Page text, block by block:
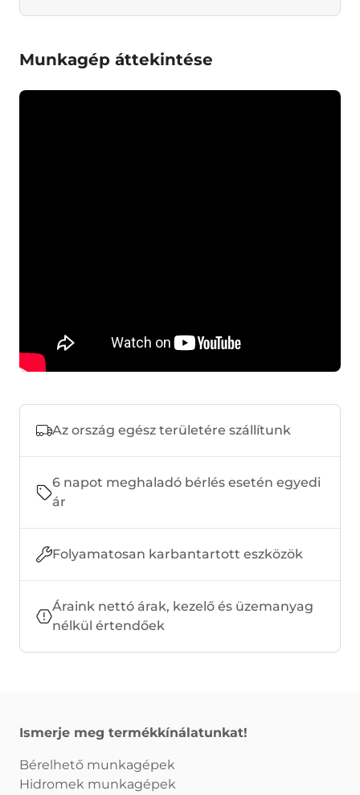
Munkagép áttekintése
Az ország egész területére szállítunk
6 napot meghaladó bérlés esetén egyedi
ár
Folyamatosan karbantartott eszközök
Áraink nettó árak, kezelő és üzemanyag
nélkül értendőek
Ismerje meg termékkínálatunkat!
Bérelhető munkagépek
Hidromek munkagépek